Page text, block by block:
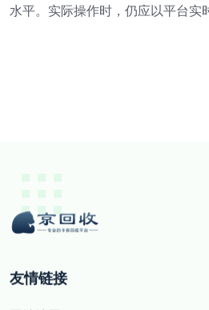
水平。实际操作时，仍应以平台实
友情链接